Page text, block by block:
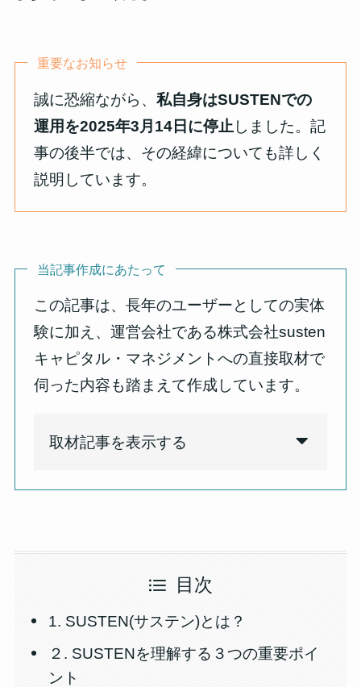
重要なお知らせ
誠に恐縮ながら、私自身はSUSTENでの
運用を2025年3月14日に停止 しました。記
事の後半では、その経緯についても詳しく
説明しています。
当記事作成にあたって
この記事は、長年のユーザーとしての実体
験に加え、運営会社である株式会社susten
キャピタル・マネジメントへの直接取材で
伺った内容も踏まえて作成しています。
取材記事を表示する
目次
1. SUSTEN(サステン)とは？
２. SUSTENを理解する３つの重要ポイ
ント